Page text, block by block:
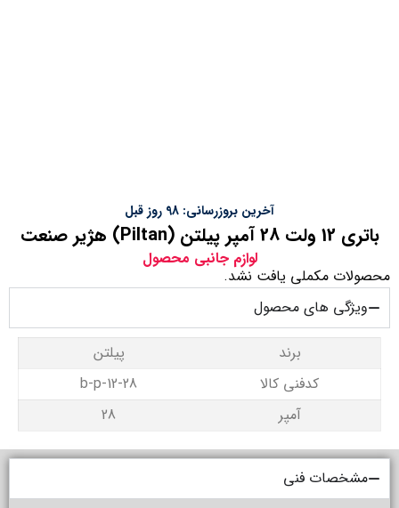
آخرین بروزرسانی: 98 روز قبل
باتری 12 ولت 28 آمپر پیلتن (Piltan) هژیر صنعت
لوازم جانبی محصول
محصولات مکملی یافت نشد.
ویژگی های محصول
برند
پیلتن
کدفنی کالا
b-p-12-28
آمپر
28
مشخصات فنی